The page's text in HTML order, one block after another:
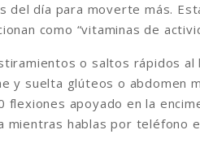
del día para moverte más.
como “vitaminas de
o saltos rápidos
y suelta glúteos o abdomen
flexiones apoyado en la
mientras hablas por teléfono